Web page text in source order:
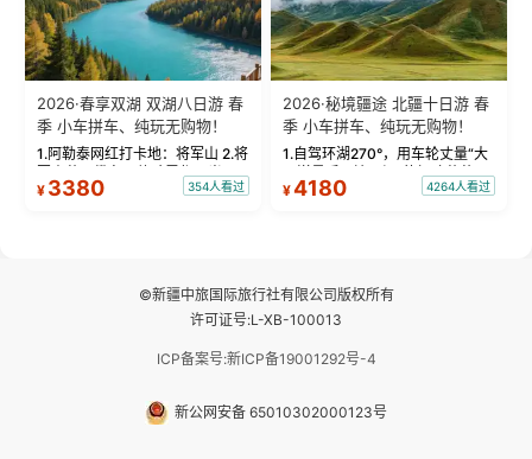
2026·春享双湖 双湖八日游 春
季 小车拼车、纯玩无购物！
1.阿勒泰网红打卡地：将军山 2.将
军山落日缆车，体验雪都风光 3.
将军山，夕阳派对，蹦迪party 4.
¥ 3380 354人看过
2026·秘境疆途 北疆十日游 春
季 小车拼车、纯玩无购物！
1.自驾环湖270°，用车轮丈量“大
西洋最后一滴眼泪”的极致蔚蓝，
让雪山、花海与深邃湖水在转弯
¥4180 4264人看过
©新疆中旅国际旅行社有限公司版权所有
许可证号:L-XB-100013
ICP备案号:新ICP备19001292号-4
新公网安备 65010302000123号